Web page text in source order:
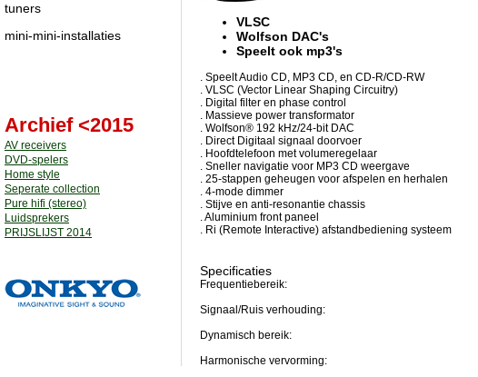
tuners
mini-mini-installaties
Archief <2015
AV receivers
DVD-spelers
Home style
Seperate collection
Pure hifi (stereo)
Luidsprekers
PRIJSLIJST 2014
VLSC
Wolfson DAC's
Speelt ook mp3's
. Speelt Audio CD, MP3 CD, en CD-R/CD-RW
. VLSC (Vector Linear Shaping Circuitry)
. Digital filter en phase control
. Massieve power transformator
. Wolfson® 192 kHz/24-bit DAC
. Direct Digitaal signaal doorvoer
. Hoofdtelefoon met volumeregelaar
. Sneller navigatie voor MP3 CD weergave
. 25-stappen geheugen voor afspelen en herhalen
. 4-mode dimmer
. Stijve en anti-resonantie chassis
. Aluminium front paneel
. Ri (Remote Interactive) afstandbediening systeem
Specificaties
Frequentiebereik:
Signaal/Ruis verhouding:
Dynamisch bereik:
Harmonische vervorming: